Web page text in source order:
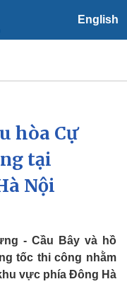
English
thời tiết
dục
ấn VOV
hòa Cự
tại
Nội
- Cầu Bây và hồ
tốc thi công nhằm
vực phía Đông Hà